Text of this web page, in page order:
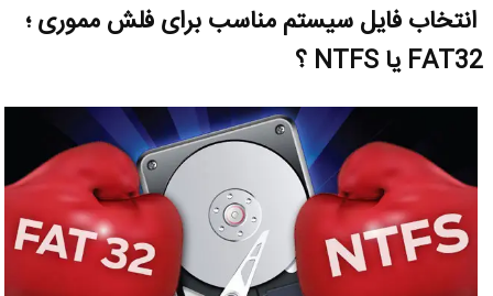
انتخاب فایل سیستم مناسب برای فلش مموری ؛
FAT32 یا NTFS ؟